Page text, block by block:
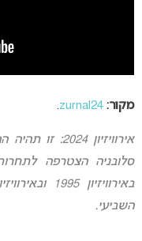
מקור: zurnal24
.
השביעי.